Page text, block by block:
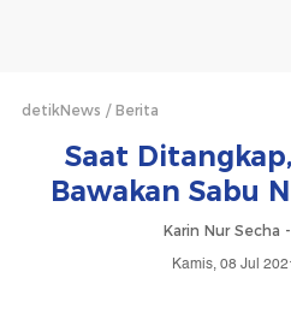
detikNews Berita
Saat
Bawakan Sabu
Karin Nur Secha -
Kamis, 08 Jul